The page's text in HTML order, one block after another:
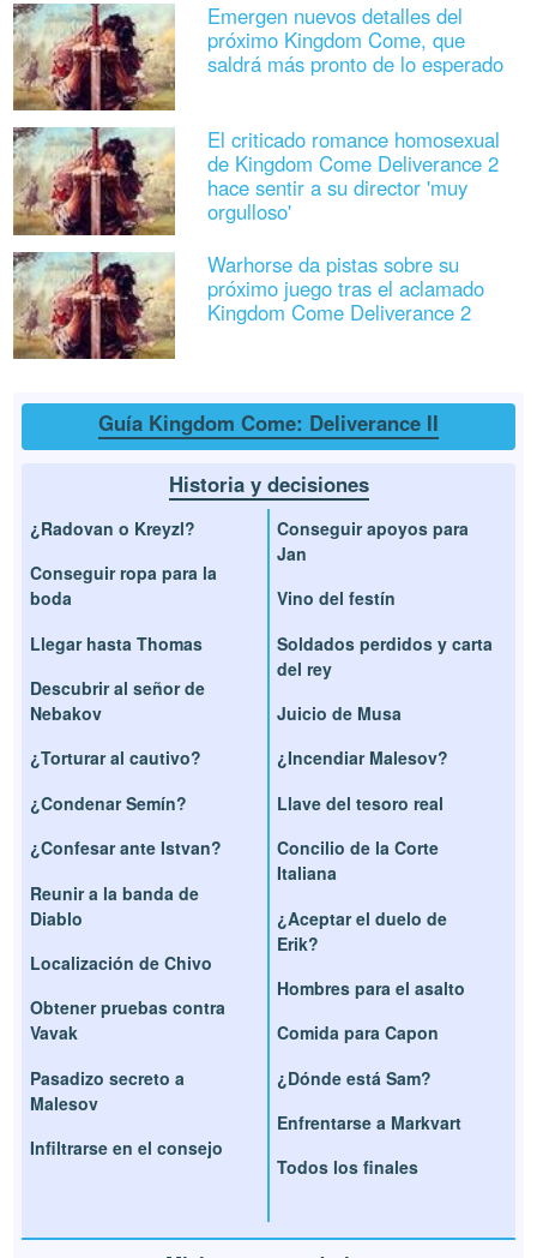
Emergen nuevos detalles del
próximo Kingdom Come, que
saldrá más pronto de lo esperado
El criticado romance homosexual
de Kingdom Come Deliverance 2
hace sentir a su director 'muy
orgulloso'
Warhorse da pistas sobre su
próximo juego tras el aclamado
Kingdom Come Deliverance 2
Guía Kingdom Come: Deliverance II
Historia y decisiones
¿Radovan o Kreyzl?
Conseguir ropa para la
boda
Llegar hasta Thomas
Descubrir al señor de
Nebakov
¿Torturar al cautivo?
¿Condenar Semín?
¿Confesar ante Istvan?
Reunir a la banda de
Diablo
Localización de Chivo
Obtener pruebas contra
Vavak
Pasadizo secreto a
Malesov
Infiltrarse en el consejo
Conseguir apoyos para
Jan
Vino del festín
Soldados perdidos y carta
del rey
Juicio de Musa
¿Incendiar Malesov?
Llave del tesoro real
Concilio de la Corte
Italiana
¿Aceptar el duelo de
Erik?
Hombres para el asalto
Comida para Capon
¿Dónde está Sam?
Enfrentarse a Markvart
Todos los finales